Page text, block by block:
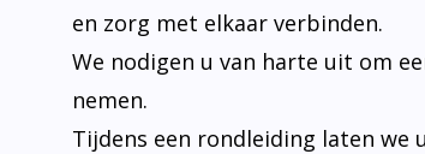
en zorg met elkaar verbinden.
We nodigen u van harte uit om
nemen.
Tijdens een rondleiding laten we